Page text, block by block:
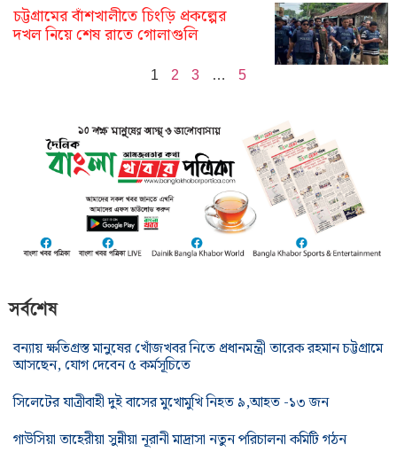
চট্টগ্রামের বাঁশখালীতে চিংড়ি প্রকল্পের
দখল নিয়ে শেষ রাতে গোলাগুলি
1 2 3 … 5
সর্বশেষ
বন্যায় ক্ষতিগ্রস্ত মানুষের খোঁজখবর নিতে প্রধানমন্ত্রী তারেক রহমান চট্টগ্রামে
আসছেন, যোগ দেবেন ৫ কর্মসূচিতে
সিলেটের যাত্রীবাহী দুই বাসের মুখোমুখি নিহত ৯,আহত -১৩ জন
গাউসিয়া তাহেরীয়া সুন্নীয়া নূরানী মাদ্রাসা নতুন পরিচালনা কমিটি গঠন